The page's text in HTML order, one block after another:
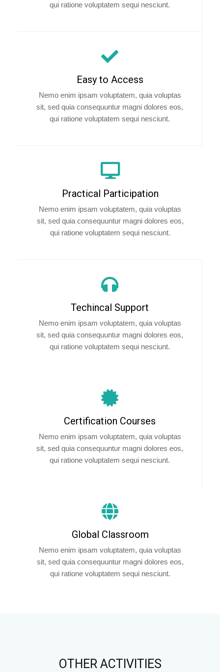
qui ratione voluptatem sequi nesciunt.
Easy to Access
Nemo enim ipsam voluptatem, quia voluptas
sit, sed quia consequuntur magni dolores eos,
qui ratione voluptatem sequi nesciunt.
Practical Participation
Nemo enim ipsam voluptatem, quia voluptas
sit, sed quia consequuntur magni dolores eos,
qui ratione voluptatem sequi nesciunt.
Techincal Support
Nemo enim ipsam voluptatem, quia voluptas
sit, sed quia consequuntur magni dolores eos,
qui ratione voluptatem sequi nesciunt.
Certification Courses
Nemo enim ipsam voluptatem, quia voluptas
sit, sed quia consequuntur magni dolores eos,
qui ratione voluptatem sequi nesciunt.
Global Classroom
Nemo enim ipsam voluptatem, quia voluptas
sit, sed quia consequuntur magni dolores eos,
qui ratione voluptatem sequi nesciunt.
OTHER ACTIVITIES